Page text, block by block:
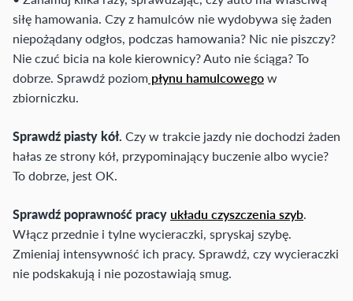
siłę hamowania. Czy z hamulców nie wydobywa się żaden
niepożądany odgłos, podczas hamowania? Nic nie piszczy?
Nie czuć bicia na kole kierownicy? Auto nie ściąga? To
dobrze. Sprawdź poziom płynu hamulcowegow
zbiorniczku.
Sprawdź piasty kół. Czy w trakcie jazdy nie dochodzi żaden
hałas ze strony kół, przypominający buczenie albo wycie?
To dobrze, jest OK.
Sprawdź poprawność pracy układu czyszczenia szyb.
Włącz przednie i tylne wycieraczki, spryskaj szybę.
Zmieniaj intensywność ich pracy. Sprawdź, czy wycieraczki
nie podskakują i nie pozostawiają smug.